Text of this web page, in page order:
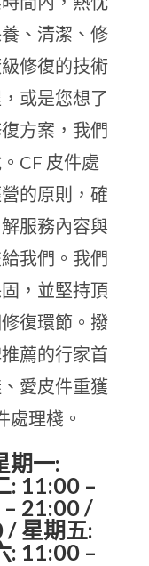
、清潔、修
修復的技術
或是您想了
方案，我們
CF 皮件處
的原則，確
服務內容與
我們。我們
，並堅持頂
復環節。撥
薦的行家首
愛皮件重獲
處理棧。
期一:
: 11:00 –
21:00 /
/ 星期五:
: 11:00 –